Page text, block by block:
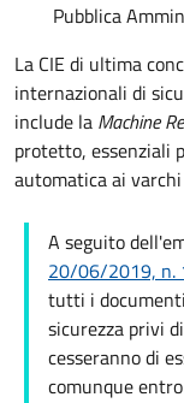
Pubblica
La CIE di ultima
internazionali di
include la Machine
protetto, essenziali
automatica ai
A seguito
20/06/2019, n.
tutti i
sicurezza privi
cesseranno di
comunque